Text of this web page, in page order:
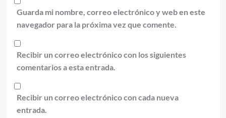
Guarda mi nombre, correo electrónico y web en este
navegador para la próxima vez que comente.
Recibir un correo electrónico con los siguientes
comentarios a esta entrada.
Recibir un correo electrónico con cada nueva
entrada.